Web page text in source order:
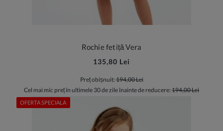
Rochie fetiță Vera
135,80 Lei
Preț obișnuit:194,00 Lei
Cel mai mic preț în ultimele 30 de zile înainte de reducere: 194,00 Lei
OFERTA SPECIALA